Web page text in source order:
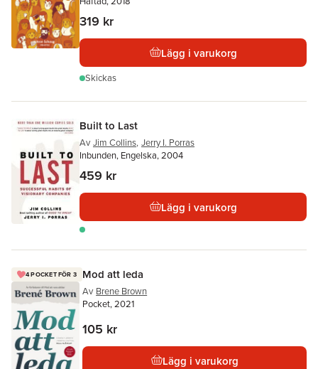
319 kr
Lägg i varukorg
Skickas
Built to Last
Av Jim Collins, Jerry I. Porras
Inbunden, Engelska, 2004
459 kr
Lägg i varukorg
4 POCKET FÖR 3 Mod att leda
Av Brene Brown
Pocket, 2021
105 kr
Lägg i varukorg